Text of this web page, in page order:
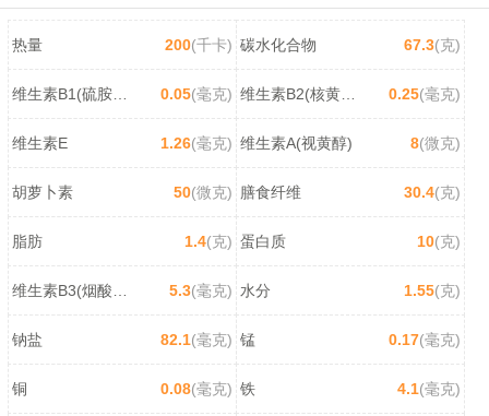
热量 200(千卡) 碳水化合物 67.3(克)
维生素B1(硫胺素) 0.05(毫克) 维生素B2(核黄素) 0.25(毫克)
维生素E 1.26(毫克) 维生素A(视黄醇) 8(微克)
胡萝卜素 50(微克) 膳食纤维 30.4(克)
脂肪 1.4(克) 蛋白质 10(克)
维生素B3(烟酸/尼克酸) 5.3(毫克) 水分 1.55(克)
钠盐 82.1(毫克) 锰 0.17(毫克)
铜 0.08(毫克) 铁 4.1(毫克)